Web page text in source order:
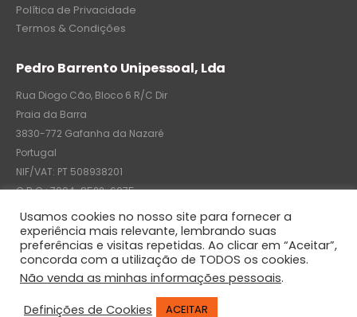
Política de Privacidade
Termos & Condições
Pedro Barrento Unipessoal, Lda
Rua Diogo Cão, Bloco 6 R/C Dir
Praia da Barra
3830-772 Gafanha da Nazaré
Portugal
NIF/VAT: PT 508938201
C.R.C.: 7004-8522-6075
© Pedro Barrento Unipessoal, Lda. 2020. All Rights Reserved
Usamos cookies no nosso site para fornecer a
experiência mais relevante, lembrando suas
preferências e visitas repetidas. Ao clicar em “Aceitar”,
concorda com a utilização de TODOS os cookies.
Não venda as minhas informações pessoais.
Definições de Cookies
ACEITAR